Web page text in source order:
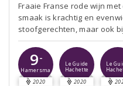
Fraaie Franse rode wijn
smaak is krachtig en
stoofgerechten, maar ook
9-
Hamersma
2020
Le Guide
Hachette
2020
Le